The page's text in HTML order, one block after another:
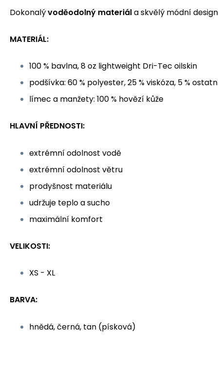
Dokonalývoděodolný materiála skvělý módní
MATERIÁL:
100 % bavlna, 8 oz lightweight Dri-Tec oilskin
podšívka: 60 % polyester, 25 % viskóza, 5 %
límec a manžety: 100 % hovězí kůže
HLAVNÍ PŘEDNOSTI:
extrémní odolnost vodě
extrémní odolnost větru
prodyšnost materiálu
udržuje teplo a sucho
maximální komfort
VELIKOSTI:
XS - XL
BARVA:
hnědá, černá, tan (písková)